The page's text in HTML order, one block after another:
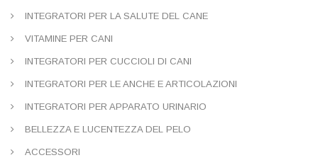
INTEGRATORI PER LA SALUTE DEL CANE
VITAMINE PER CANI
INTEGRATORI PER CUCCIOLI DI CANI
INTEGRATORI PER LE ANCHE E ARTICOLAZIONI
INTEGRATORI PER APPARATO URINARIO
BELLEZZA E LUCENTEZZA DEL PELO
ACCESSORI